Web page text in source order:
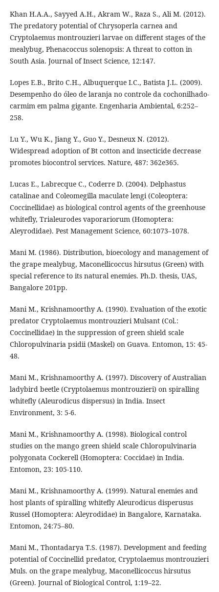
Khan H.A.A., Sayyed A.H., Akram W., Raza S., Ali M. (2012).
The predatory potential of Chrysoperla carnea and
Cryptolaemus montrouzieri larvae on different stages of the
mealybug, Phenacoccus solenopsis: A threat to cotton in
South Asia. Journal of Insect Science, 12:147.
Lopes E.B., Brito C.H., Albuquerque I.C., Batista J.L. (2009).
Desempenho do óleo de laranja no controle da cochonilhado-
carmim em palma gigante. Engenharia Ambiental, 6:252–
258.
Lu Y., Wu K., Jiang Y., Guo Y., Desneux N. (2012).
Widespread adoption of Bt cotton and insecticide decrease
promotes biocontrol services. Nature, 487: 362e365.
Lucas E., Labrecque C., Coderre D. (2004). Delphastus
catalinae and Coleomegilla maculate lengi (Coleoptera:
Coccinellidae) as biological control agents of the greenhouse
whitefly, Trialeurodes vaporariorum (Homoptera:
Aleyrodidae). Pest Management Science, 60:1073–1078.
Mani M. (1986). Distribution, bioecology and management of
the grape mealybug, Maconellicoccus hirsutus (Green) with
special reference to its natural enemies. Ph.D. thesis, UAS,
Bangalore 201pp.
Mani M., Krishnamoorthy A. (1990). Evaluation of the exotic
predator Cryptolaemus montrouzieri Mulsant (Col.:
Coccinellidae) in the suppression of green shield scale
Chloropulvinaria psidii (Maskel) on Guava. Entomon, 15: 45-
48.
Mani M., Krishnamoorthy A. (1997). Discovery of Australian
ladybird beetle (Cryptolaemus montrouzieri) on spiralling
whitefly (Aleurodicus dispersus) in India. Insect
Environment, 3: 5-6.
Mani M., Krishnamoorthy A. (1998). Biological control
studies on the mango green shield scale Chloropulvinaria
polygonata Cockerell (Homoptera: Coccidae) in India.
Entomon, 23: 105-110.
Mani M., Krishnamoorthy A. (1999). Natural enemies and
host plants of spiralling whiteﬂy Aleurodicus disperusus
Russel (Homoptera: Aleyrodidae) in Bangalore, Karnataka.
Entomon, 24:75–80.
Mani M., Thontadarya T.S. (1987). Development and feeding
potential of Coccinellid predator, Cryptolaemus montrouzieri
Muls. on the grape mealybug, Maconellicoccus hirsutus
(Green). Journal of Biological Control, 1:19–22.